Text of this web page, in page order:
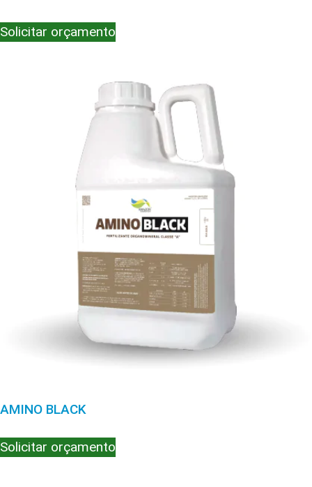
Solicitar orçamento
AMINO BLACK
Solicitar orçamento